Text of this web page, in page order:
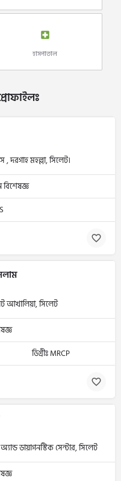
হাসপাতাল
দরগাহ মহল্লা, সিলেট।
বিশেষজ্ঞ
আখালিয়া, সিলেট
ডিগ্রীঃ MRCP
ডায়াগনস্টিক সেন্টার, সিলেট